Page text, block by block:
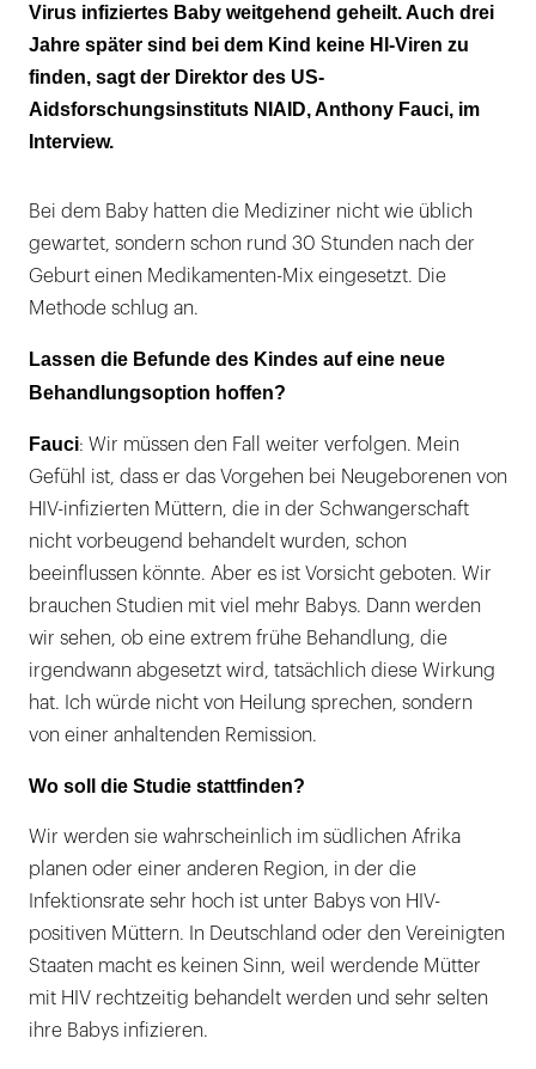
Virus infiziertes Baby weitgehend geheilt. Auch drei
Jahre später sind bei dem Kind keine HI-Viren zu
finden, sagt der Direktor des US-
Aidsforschungsinstituts NIAID, Anthony Fauci, im
Interview.
Bei dem Baby hatten die Mediziner nicht wie üblich
gewartet, sondern schon rund 30 Stunden nach der
Geburt einen Medikamenten-Mix eingesetzt. Die
Methode schlug an.
Lassen die Befunde des Kindes auf eine neue
Behandlungsoption hoffen?
Fauci: Wir müssen den Fall weiter verfolgen. Mein
Gefühl ist, dass er das Vorgehen bei Neugeborenen von
HIV-infizierten Müttern, die in der Schwangerschaft
nicht vorbeugend behandelt wurden, schon
beeinflussen könnte. Aber es ist Vorsicht geboten. Wir
brauchen Studien mit viel mehr Babys. Dann werden
wir sehen, ob eine extrem frühe Behandlung, die
irgendwann abgesetzt wird, tatsächlich diese Wirkung
hat. Ich würde nicht von Heilung sprechen, sondern
von einer anhaltenden Remission.
Wo soll die Studie stattfinden?
Wir werden sie wahrscheinlich im südlichen Afrika
planen oder einer anderen Region, in der die
Infektionsrate sehr hoch ist unter Babys von HIV-
positiven Müttern. In Deutschland oder den Vereinigten
Staaten macht es keinen Sinn, weil werdende Mütter
mit HIV rechtzeitig behandelt werden und sehr selten
ihre Babys infizieren.